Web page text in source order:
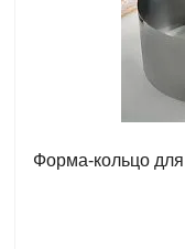
Форма-кольцо